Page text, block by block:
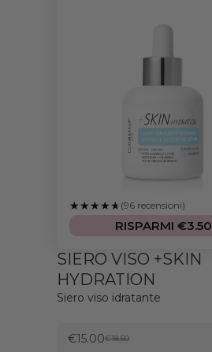
(96 recensioni)
RISPARMI €3.50
SIERO VISO +SKIN
HYDRATION
Siero viso idratante
€15.00€18.50